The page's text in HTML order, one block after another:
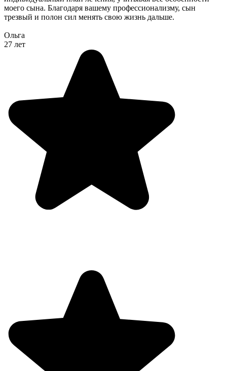
моего сына. Благодаря вашему профессионализму, сын
трезвый и полон сил менять свою жизнь дальше.
Ольга
27 лет